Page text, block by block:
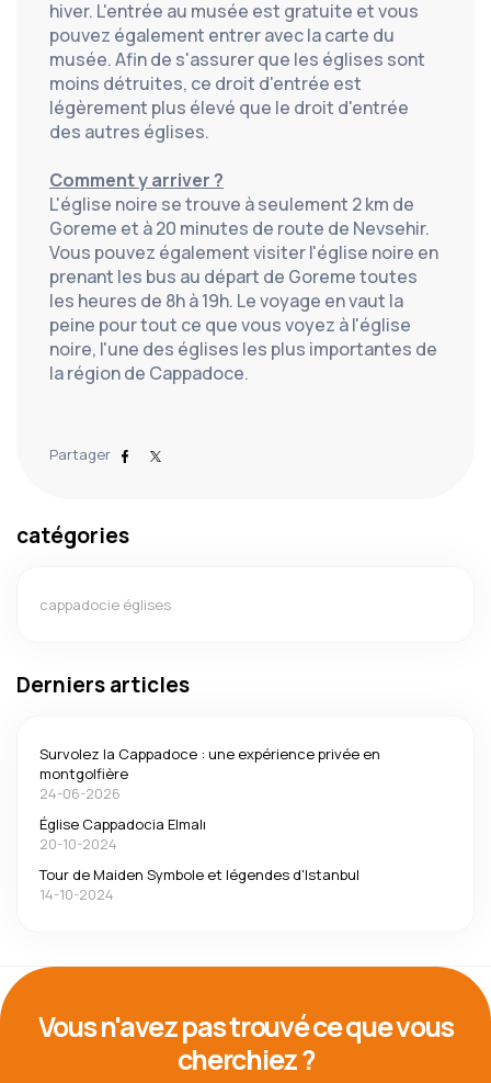
hiver. L'entrée au musée est gratuite et vous
pouvez également entrer avec la carte du
musée. Afin de s'assurer que les églises sont
moins détruites, ce droit d'entrée est
légèrement plus élevé que le droit d'entrée
des autres églises.
Comment y arriver ?
L'église noire se trouve à seulement 2 km de
Goreme et à 20 minutes de route de Nevsehir.
Vous pouvez également visiter l'église noire en
prenant les bus au départ de Goreme toutes
les heures de 8h à 19h. Le voyage en vaut la
peine pour tout ce que vous voyez à l'église
noire, l'une des églises les plus importantes de
la région de Cappadoce.
Partager
catégories
cappadocie églises
Derniers articles
Survolez la Cappadoce : une expérience privée en
montgolfière
24-06-2026
Église Cappadocia Elmalı
20-10-2024
Tour de Maiden Symbole et légendes d'Istanbul
14-10-2024
Vous n'avez pas trouvé ce que vous
cherchiez ?